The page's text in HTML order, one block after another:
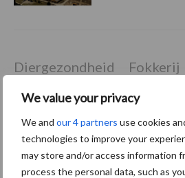
We value your privacy
We and our 4 partners use cookies
technologies to improve your
may store and/or access information
process the personal data, such as
Diergezondheid Fokkerij
Afrikaanse
varkenspest